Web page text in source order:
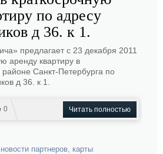
по адресу
д 36. к 1.
предлагает с 23 декабря 2011
аренду квартиру в
районе Санкт-Петербурга по
д 36. к 1.
0 Читать полностью
новости партнеров, карты